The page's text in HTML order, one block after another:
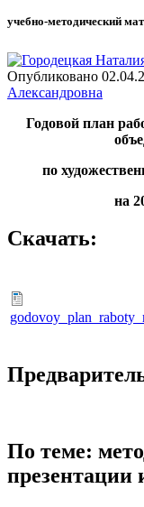
учебно-методический
Опубликовано
Александровна
Годовой план
по
на
Скачать:
По теме:
презентации